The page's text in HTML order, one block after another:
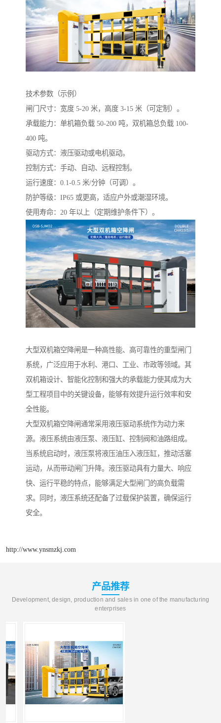
技术参数（示例）
闸门尺寸：宽度 5-20 米，高度 3-15 米（可定制）。
承载能力：单机箱负载 50-200 吨，双机箱总负载 100-
400 吨。
驱动方式：液压驱动或电机驱动。
控制方式：手动、自动、远程控制。
运行速度：0.1-0.5 米/分钟（可调）。
防护等级：IP65 或更高，适应户外或潮湿环境。
使用寿命：20 年以上（定期维护条件下）。
大型双机箱空降闸是一种高性能、高可靠性的重型闸门
系统，广泛应用于水利、港口、工业、市政等领域。其
双机箱设计、智能化控制和强大的承载能力使其成为大
型工程项目中的关键设备，能够有效提升运行效率和安
全性能。
大型双机箱空降闸通常采用液压驱动系统作为动力来
源。液压系统由液压泵、液压缸、控制阀和油路组成。
当系统启动时，液压泵将液压油压入液压缸，推动活塞
运动，从而带动闸门升降。液压驱动具有力量大、响应
快、运行平稳的特点，能够满足大型闸门的高负载需
求。同时，液压系统还配备了过载保护装置，确保运行
安全。
http://www.ynsmzkj.com
产品推荐
Development, design, production and sales in one of the manufacturing
enterprises